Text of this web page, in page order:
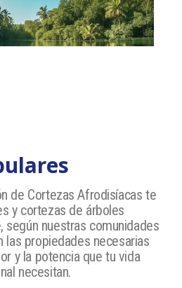
de Cortezas Afrodisíacas te
y cortezas de árboles
según nuestras comunidades
las propiedades necesarias
y la potencia que tu vida
necesitan.